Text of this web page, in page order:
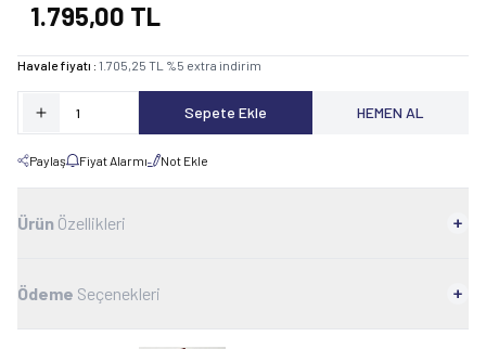
1.795,00 TL
Havale fiyatı : 1.705,25 TL %5 extra indirim
Sepete Ekle HEMEN AL
Paylaş Fiyat Alarmı Not Ekle
Ürün Özellikleri
Ödeme Seçenekleri